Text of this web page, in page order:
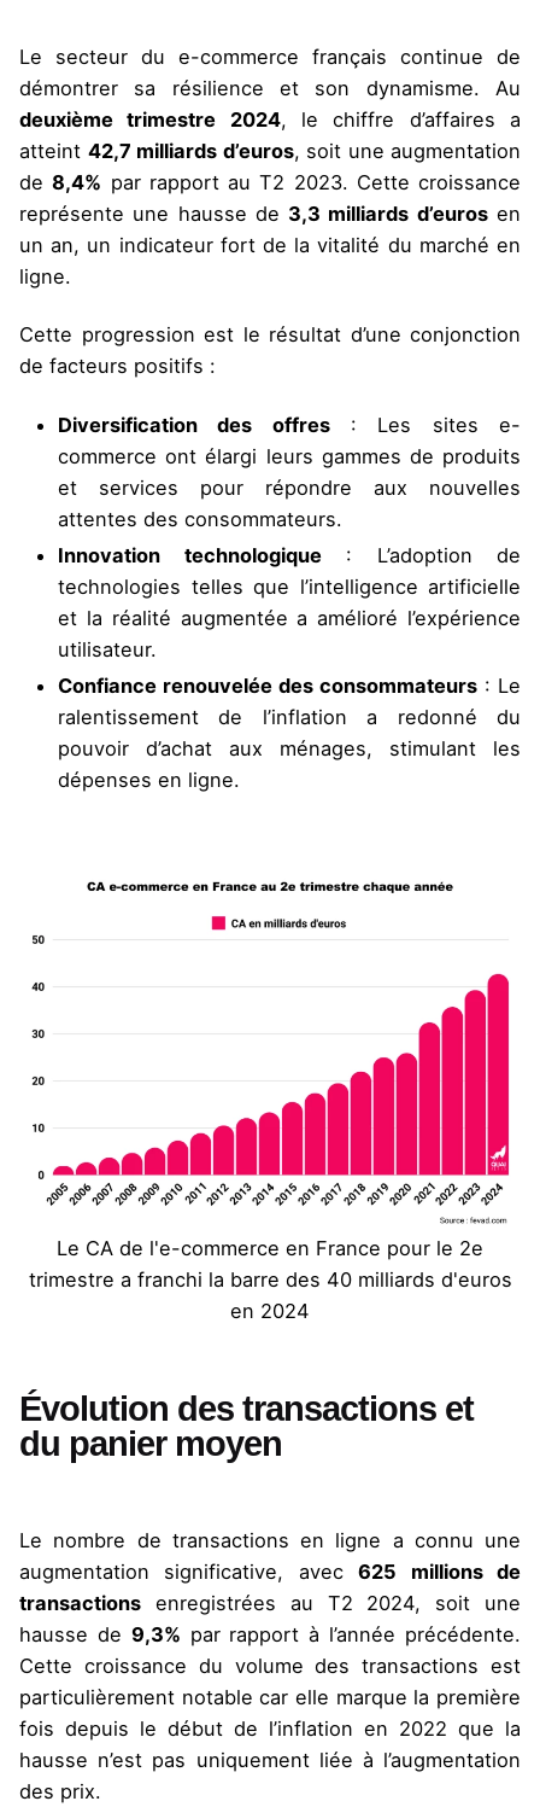
Le secteur du e-commerce français continue de
démontrer sa résilience et son dynamisme. Au
deuxième trimestre 2024, le chiffre d’affaires a
atteint 42,7 milliards d’euros, soit une augmentation
de8,4% par rapport au T2 2023. Cette croissance
représente une hausse de 3,3 milliards d’eurosen
un an, un indicateur fort de la vitalité du marché en
ligne.
Cette progression est le résultat d’une conjonction
de facteurs positifs :
Diversification des offres: Les sites e-
commerce ont élargi leurs gammes de produits
et services pour répondre aux nouvelles
attentes des consommateurs.
Innovation technologique: L’adoption de
technologies telles que l’intelligence artificielle
et la réalité augmentée a amélioré l’expérience
utilisateur.
Confiance renouvelée des consommateurs : Le
ralentissement de l’inflation a redonné du
pouvoir d’achat aux ménages, stimulant les
dépenses en ligne.
Le CA de l'e-commerce en France pour le 2e
trimestre a franchi la barre des 40 milliards d'euros
en 2024
Évolution des transactions et
du panier moyen
Le nombre de transactions en ligne a connu une
augmentation significative, avec625 millions de
transactions enregistrées au T2 2024, soit une
hausse de 9,3% par rapport à l’année précédente.
Cette croissance du volume des transactions est
particulièrement notable car elle marque la première
fois depuis le début de l’inflation en 2022 que la
hausse n’est pas uniquement liée à l’augmentation
des prix.